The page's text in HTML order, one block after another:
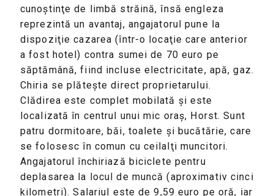
cunoştinţe de limbă străină, însă engleza
reprezintă un avantaj, angajatorul pune la
dispoziţie cazarea (într-o locaţie care anterior
a fost hotel) contra sumei de 70 euro pe
săptămână, fiind incluse electricitate, apă, gaz.
Chiria se plăteşte direct proprietarului.
Clădirea este complet mobilată şi este
localizată în centrul unui mic oraş, Horst. Sunt
patru dormitoare, băi, toalete şi bucătărie, care
se folosesc în comun cu ceilalţi muncitori.
Angajatorul închiriază biciclete pentru
deplasarea la locul de muncă (aproximativ cinci
kilometri). Salariul este de 9,59 euro pe oră, iar